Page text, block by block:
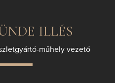
ILLÉS
műhely vezető